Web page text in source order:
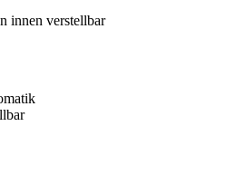
innen verstellbar